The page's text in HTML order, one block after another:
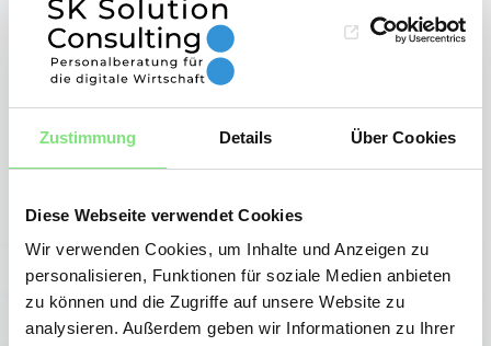
Zustimmung Details Über Cookies
Diese Webseite verwendet Cookies
Wir verwenden Cookies, um Inhalte und Anzeigen zu
personalisieren, Funktionen für soziale Medien anbieten
zu können und die Zugriffe auf unsere Website zu
analysieren. Außerdem geben wir Informationen zu Ihrer